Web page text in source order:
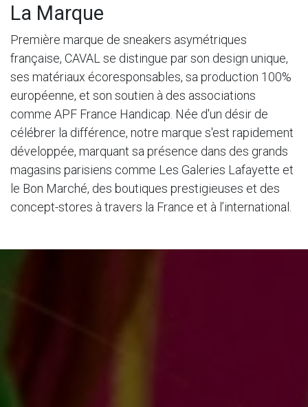
La Marque
Première marque de sneakers asymétriques
française, CAVAL se distingue par son design unique,
ses matériaux écoresponsables, sa production 100%
européenne, et son soutien à des associations
comme APF France Handicap. Née d'un désir de
célébrer la différence, notre marque s'est rapidement
développée, marquant sa présence dans des grands
magasins parisiens comme Les Galeries Lafayette et
le Bon Marché, des boutiques prestigieuses et des
concept-stores à travers la France et à l’international.